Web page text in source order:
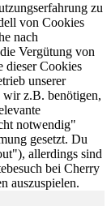
zu
von Cookies
nach
Vergütung von
dieser Cookies
unserer
wir z.B. benötigen,
notwendig"
gesetzt. Du
allerdings sind
bei Cherry
auszuspielen.